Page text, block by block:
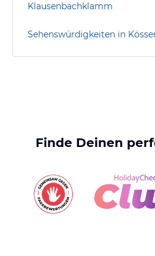
Klausenbachklamm
Sehenswürdigkeiten in
Finde Deinen